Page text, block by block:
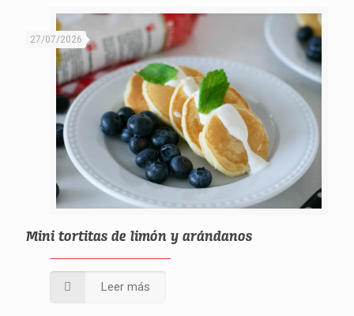
27/07/2026
Mini tortitas de limón y arándanos
Leer más